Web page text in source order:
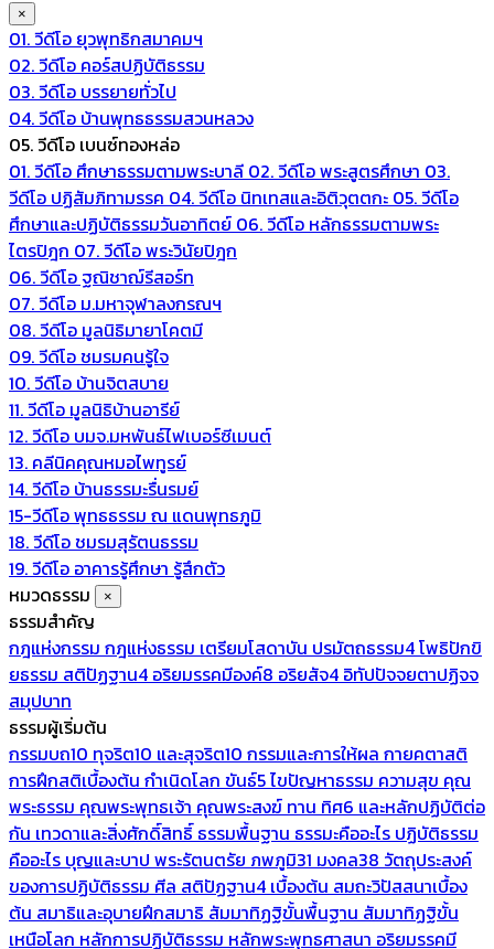
×
01. วีดีโอ ยุวพุทธิกสมาคมฯ
02. วีดีโอ คอร์สปฏิบัติธรรม
03. วีดีโอ บรรยายทั่วไป
04. วีดีโอ บ้านพุทธธรรมสวนหลวง
05. วีดีโอ เบนซ์ทองหล่อ
01. วีดีโอ ศึกษาธรรมตามพระบาลี 02. วีดีโอ พระสูตรศึกษา 03.
วีดีโอ ปฏิสัมภิทามรรค 04. วีดีโอ นิทเทสและอิติวุตตกะ 05. วีดีโอ
ศึกษาและปฏิบัติธรรมวันอาทิตย์ 06. วีดีโอ หลักธรรมตามพระ
ไตรปิฎก 07. วีดีโอ พระวินัยปิฎก
06. วีดีโอ ฐณิชาฌ์รีสอร์ท
07. วีดีโอ ม.มหาจุฬาลงกรณฯ
08. วีดีโอ มูลนิธิมายาโคตมี
09. วีดีโอ ชมรมคนรู้ใจ
10. วีดีโอ บ้านจิตสบาย
11. วีดีโอ มูลนิธิบ้านอารีย์
12. วีดีโอ บมจ.มหพันธ์ไฟเบอร์ซีเมนต์
13. คลีนิคคุณหมอไพทูรย์
14. วีดีโอ บ้านธรรมะรื่นรมย์
15-วีดีโอ พุทธธรรม ณ แดนพุทธภูมิ
18. วีดีโอ ชมรมสุรัตนธรรม
19. วีดีโอ อาคารรู้ศึกษา รู้สึกตัว
หมวดธรรม
×
ธรรมสำคัญ
กฎแห่งกรรม กฎแห่งธรรม เตรียมโสดาบัน ปรมัตถธรรม4โพธิปักขิ
ยธรรม สติปัฏฐาน4 อริยมรรคมีองค์8 อริยสัจ4 อิทัปปัจจยตาปฏิจจ
สมุปบาท
ธรรมผู้เริ่มต้น
กรรมบถ10 ทุจริต10 และสุจริต10 กรรมและการให้ผล กายคตาสติ
การฝึกสติเบื้องต้น กำเนิดโลก ขันธ์5ไขปัญหาธรรม ความสุข คุณ
พระธรรม คุณพระพุทธเจ้า คุณพระสงฆ์ ทาน ทิศ6 และหลักปฏิบัติต่อ
กัน เทวดาและสิ่งศักดิ์สิทธิ์ธรรมพื้นฐาน ธรรมะคืออะไร ปฏิบัติธรรม
คืออะไร บุญและบาป พระรัตนตรัย ภพภูมิ31 มงคล38 วัตถุประสงค์
ของการปฏิบัติธรรม ศีล สติปัฏฐาน4 เบื้องต้น สมถะวิปัสสนาเบื้อง
ต้น สมาธิและอุบายฝึกสมาธิ สัมมาทิฏฐิขั้นพื้นฐาน สัมมาทิฏฐิขั้น
เหนือโลก หลักการปฏิบัติธรรม หลักพระพุทธศาสนา อริยมรรคมี